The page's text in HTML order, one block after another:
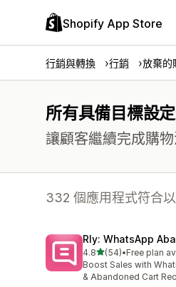
Shopify App Store
行銷與轉換 行銷 放棄的
所有具備目標設
讓顧客繼續完成購
332 個應用程式符合以
Rly: WhatsApp
4.8滿分 5 顆星
(54)
共有 54 則評價
•Free plan
Boost Sales with
& Abandoned Cart